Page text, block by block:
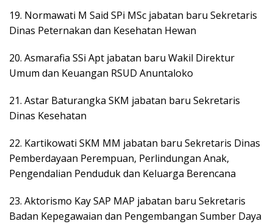
19. Normawati M Said SPi MSc jabatan baru Sekretaris
Dinas Peternakan dan Kesehatan Hewan
20. Asmarafia SSi Apt jabatan baru Wakil Direktur
Umum dan Keuangan RSUD Anuntaloko
21. Astar Baturangka SKM jabatan baru Sekretaris
Dinas Kesehatan
22. Kartikowati SKM MM jabatan baru Sekretaris Dinas
Pemberdayaan Perempuan, Perlindungan Anak,
Pengendalian Penduduk dan Keluarga Berencana
23. Aktorismo Kay SAP MAP jabatan baru Sekretaris
Badan Kepegawaian dan Pengembangan Sumber Daya